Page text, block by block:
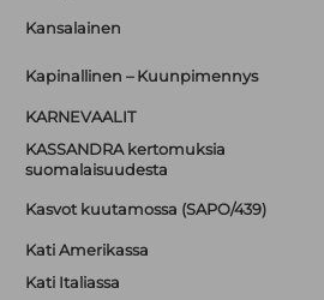
Kansalainen
Kapinallinen – Kuunpimennys
KARNEVAALIT
KASSANDRA kertomuksia
suomalaisuudesta
Kasvot kuutamossa (SAPO/439)
Kati Amerikassa
Kati Italiassa